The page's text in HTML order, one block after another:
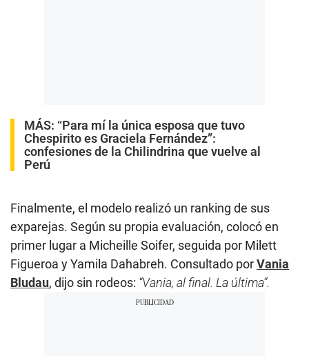
MÁS: “Para mí la única esposa que tuvo
Chespirito es Graciela Fernández”:
confesiones de la Chilindrina que vuelve al
Perú
Finalmente, el modelo realizó un ranking de sus
exparejas. Según su propia evaluación, colocó en
primer lugar a Micheille Soifer, seguida por Milett
Figueroa y Yamila Dahabreh. Consultado porVania
Bludau, dijo sin rodeos: “Vania, al final. La última”.